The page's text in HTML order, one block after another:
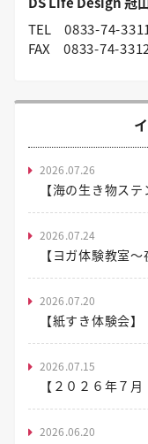
TEL 0833-74-
FAX 0833-74-
2026.07.26
【海の生き物ステ
2026.07.24
【ヨガ体験教室
2026.07.20
【紙すき体験会】
2026.07.15
【２０２６年７
2026.06.20